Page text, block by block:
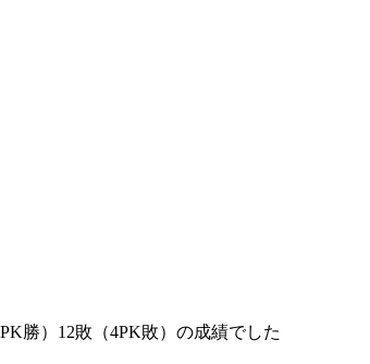
勝）12敗（4PK敗）の成績でした